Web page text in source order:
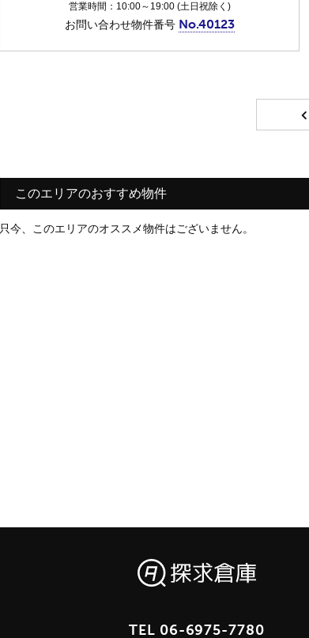
営業時間：10:00～19:00 (土日祝除く)
お問い合わせ物件番号 No.40123
このエリアのおすすめ物件
只今、このエリアのオススメ物件はございません。
TEL 06-6975-7780